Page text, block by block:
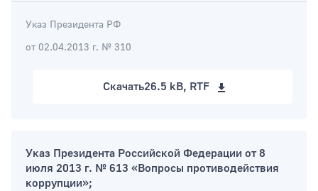
Указ Президента РФ
от 02.04.2013 г. № 310
Скачать26.5 kB, RTF
Указ Президента Российской Федерации от 8
июля 2013 г. № 613 «Вопросы противодействия
коррупции»;